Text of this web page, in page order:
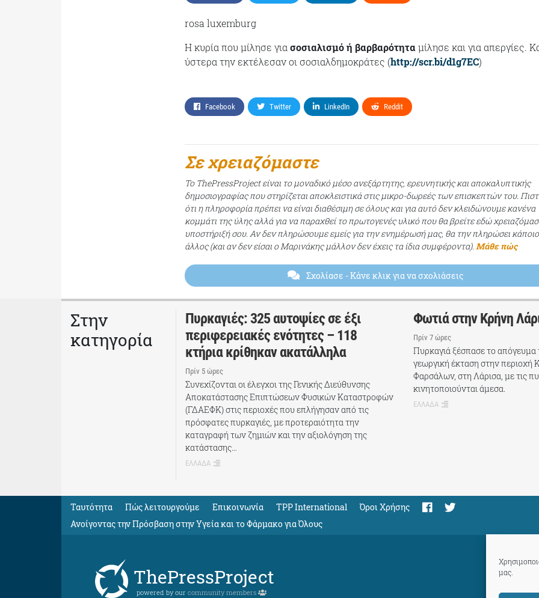
μας.
rosa luxemburg
H κυρία που μίλησε για σοσιαλισμό ή βαρβαρότητα μίλησε και για απεργίες.
ύστερα την εκτέλεσαν οι σοσιαλδημοκράτες (http://scr.bi/d1g7EC)
Facebook Twitter LinkedIn Reddit
Σε χρειαζόμαστε
Το ThePressProject είναι το μοναδικό μέσο ανεξάρτητης, ερευνητικής και αποκαλυπτικής
δημοσιογραφίας που στηρίζεται αποκλειστικά στις μικρο-δωρεές των επισκεπτών του.
ότι η πληροφορία πρέπει να είναι διαθέσιμη σε όλους και για αυτό δεν κλειδώνουμε κανένα
κομμάτι της ύλης αλλά για να παραχθεί το πρωτογενές υλικό που θα βρείτε εδώ
υποστήριξή σου. Αν δεν πληρώσουμε εμείς για την ενημέρωσή μας, θα την πληρώσει
άλλος (και αν δεν είσαι ο Μαρινάκης μάλλον δεν έχεις τα ίδια συμφέροντα). Μάθε πώς
Σχολίασε - Κάνε κλικ για να σχολιάσεις
Στην
κατηγορία
Πυρκαγιές: 325 αυτοψίες σε έξι
περιφερειακές ενότητες – 118
κτήρια κρίθηκαν ακατάλληλα
Πρίν 5 ώρες
Συνεχίζονται οι έλεγχοι της Γενικής Διεύθυνσης
Αποκατάστασης Επιπτώσεων Φυσικών Καταστροφών
(ΓΔΑΕΦΚ) στις περιοχές που επλήγησαν από τις
πρόσφατες πυρκαγιές, με προτεραιότητα την
καταγραφή των ζημιών και την αξιολόγηση της
κατάστασης…
ΕΛΛΑΔΑ
Φωτιά στην Κρήνη
Πρίν 7 ώρες
Πυρκαγιά ξέσπασε το
γεωργική έκταση στην
Φαρσάλων, στη Λάρισα, με τις
κινητοποιούνται άμεσα.
ΕΛΛΑΔΑ
Ταυτότητα Πώς λειτουργούμε Eπικοινωνία TPP International
Όροι Χρήσης
Ανοίγοντας την Πρόσβαση στην Υγεία και το Φάρμακο για Όλους
ThePressProject
powered by our community members